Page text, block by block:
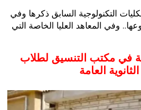
التكنولوجية السابق ذكرها وفي
‬وفي المعاهد العليا الخاصة التي
في مكتب التنسيق لطلاب
الثانوية العامة